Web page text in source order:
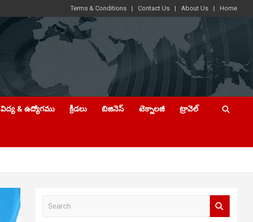
Terms & Conditions Contact Us About Us Home
విద్య & ఉద్యోగము క్రీడలు బిజినెస్ టెక్నాలజీ ట్రావెల్